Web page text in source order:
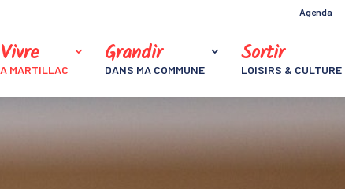
Agenda
Vivre
A MARTILLAC
Grandir
DANS MA COMMUNE
Sortir
LOISIRS & CULTURE